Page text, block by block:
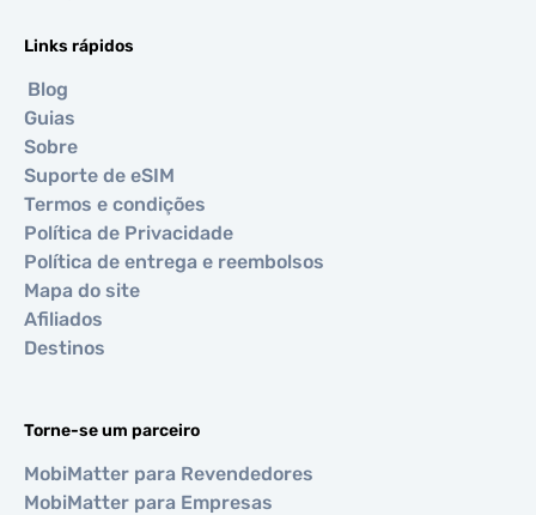
Links rápidos
Blog
Guias
Sobre
Suporte de eSIM
Termos e condições
Política de Privacidade
Política de entrega e reembolsos
Mapa do site
Afiliados
Destinos
Torne-se um parceiro
MobiMatter para Revendedores
MobiMatter para Empresas